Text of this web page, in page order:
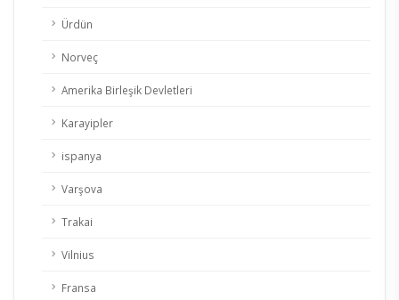
Ürdün
Norveç
Amerika Birleşik Devletleri
Karayipler
ispanya
Varşova
Trakai
Vilnius
Fransa